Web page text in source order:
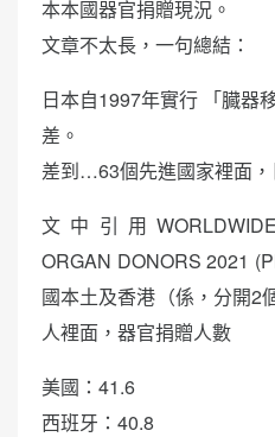
本本國器官捐贈現況。
文章不太長，一句總結：
日本自1997年實行 「臓器
差。
差到…63個先進國家裡面，
文中引用
ORGAN DONORS 2021
國本土及香港（係，分開2
人裡面，器官捐贈人數
美國：41.6
西班牙：40.8